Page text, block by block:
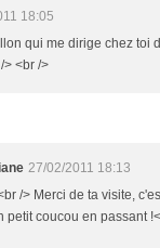
18:05
qui me dirige chez toi
> <br />
27/02/2011 18:13
/> Merci de ta visite,
petit coucou en passant